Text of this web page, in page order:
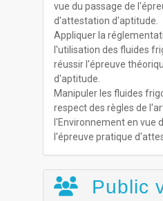
vue du passage de
d'attestation d'aptitude.
Appliquer la
l'utilisation des fluides
réussir l'épreuve
d'aptitude.
Manipuler les fluides
respect des règles de
l'Environnement en vue
l'épreuve pratique
Public